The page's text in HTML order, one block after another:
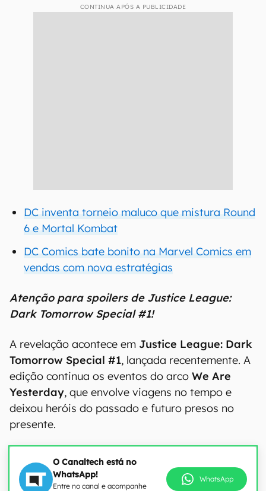
CONTINUA APÓS A PUBLICIDADE
DC inventa torneio maluco que mistura Round
6 e Mortal Kombat
DC Comics bate bonito na Marvel Comics em
vendas com nova estratégias
Atenção para spoilers de Justice League:
Dark Tomorrow Special #1!
A revelação acontece em Justice League: Dark
Tomorrow Special #1, lançada recentemente. A
edição continua os eventos do arco We Are
Yesterday, que envolve viagens no tempo e
deixou heróis do passado e futuro presos no
presente.
O Canaltech está no
WhatsApp!
Entre no canal e acompanhe
WhatsApp